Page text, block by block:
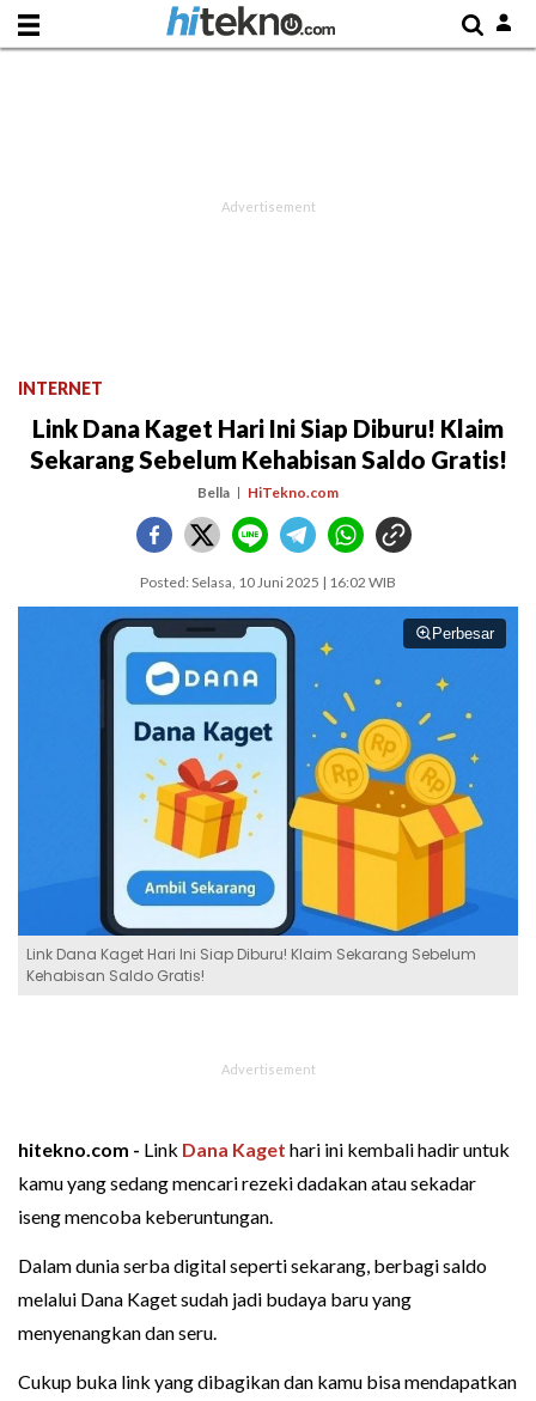
INTERNET
Link Dana Kaget Hari Ini Siap Diburu! Klaim
Sekarang Sebelum Kehabisan Saldo Gratis!
Bella HiTekno.com
Posted: Selasa, 10 Juni 2025 | 16:02 WIB
Perbesar
Link Dana Kaget Hari Ini Siap Diburu! Klaim Sekarang Sebelum
Kehabisan Saldo Gratis!
hitekno.com - Link Dana Kaget hari ini kembali hadir untuk
kamu yang sedang mencari rezeki dadakan atau sekadar
iseng mencoba keberuntungan.
Dalam dunia serba digital seperti sekarang, berbagi saldo
melalui Dana Kaget sudah jadi budaya baru yang
menyenangkan dan seru.
Cukup buka link yang dibagikan dan kamu bisa mendapatkan